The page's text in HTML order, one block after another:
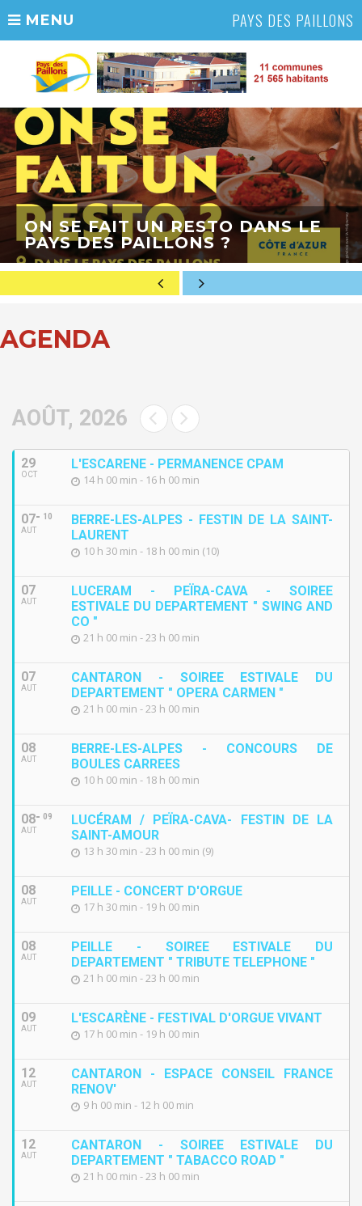
MENU PAYS DES PAILLONS
ON SE FAIT UN RESTO DANS LE
PAYS DES PAILLONS ?
AGENDA
AOÛT, 2026
29
OCT
L'ESCARENE - PERMANENCE CPAM
14 h 00 min - 16 h 00 min
07
AUT
10
BERRE-LES-ALPES - FESTIN DE LA SAINT-
LAURENT
10 h 30 min - 18 h 00 min (10)
07
AUT
LUCERAM - PEÏRA-CAVA - SOIREE
ESTIVALE DU DEPARTEMENT " SWING AND
CO "
21 h 00 min - 23 h 00 min
07
AUT
CANTARON - SOIREE ESTIVALE DU
DEPARTEMENT " OPERA CARMEN "
21 h 00 min - 23 h 00 min
08
AUT
BERRE-LES-ALPES - CONCOURS DE
BOULES CARREES
10 h 00 min - 18 h 00 min
08
AUT
09
LUCÉRAM / PEÏRA-CAVA- FESTIN DE LA
SAINT-AMOUR
13 h 30 min - 23 h 00 min (9)
08
AUT
PEILLE - CONCERT D'ORGUE
17 h 30 min - 19 h 00 min
08
AUT
PEILLE - SOIREE ESTIVALE DU
DEPARTEMENT " TRIBUTE TELEPHONE "
21 h 00 min - 23 h 00 min
09
AUT
L'ESCARÈNE - FESTIVAL D'ORGUE VIVANT
17 h 00 min - 19 h 00 min
12
AUT
CANTARON - ESPACE CONSEIL FRANCE
RENOV'
9 h 00 min - 12 h 00 min
12
AUT
CANTARON - SOIREE ESTIVALE DU
DEPARTEMENT " TABACCO ROAD "
21 h 00 min - 23 h 00 min